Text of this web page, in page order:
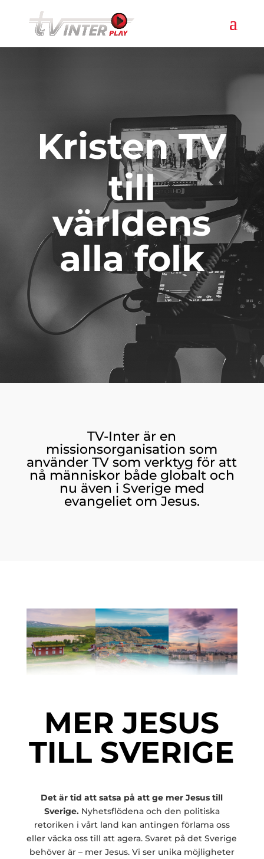
Kristen TV
till
världens
alla folk
TV-Inter är en
missionsorganisation som
använder TV som verktyg för att
nå människor både globalt och
nu även i Sverige med
evangeliet om Jesus.
MER JESUS
TILL SVERIGE
Det är tid att satsa på att ge mer Jesus till
Sverige.Nyhetsflödena och den politiska
retoriken i vårt land kan antingen förlama oss
eller väcka oss till att agera. Svaret på det Sverige
behöver är – mer Jesus. Vi ser unika möjligheter